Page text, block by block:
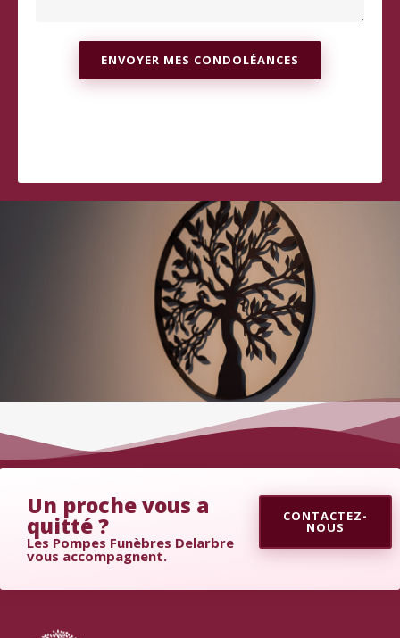
ENVOYER MES CONDOLÉANCES
Un proche vous a
quitté ?
Les Pompes Funèbres Delarbre
vous accompagnent.
CONTACTEZ-
NOUS